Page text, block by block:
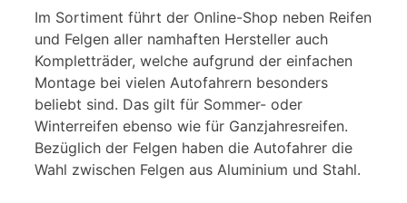
Im Sortiment führt der Online-Shop neben Reifen
und Felgen aller namhaften Hersteller auch
Kompletträder, welche aufgrund der einfachen
Montage bei vielen Autofahrern besonders
beliebt sind. Das gilt für Sommer- oder
Winterreifen ebenso wie für Ganzjahresreifen.
Bezüglich der Felgen haben die Autofahrer die
Wahl zwischen Felgen aus Aluminium und Stahl.